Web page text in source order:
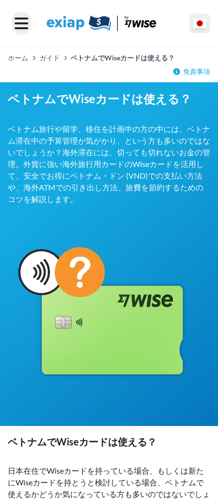
ホーム ガイド
ベトナムでWiseカードは使える？
免責事項
ベトナムでWiseカードは使える？
ベトナム旅行や留学、移住を計画中の方の中には、ベトナ
ム滞在中の予算管理が気がかり、という方も多いのではな
いでしょうか？海外滞在には、切っても切れないお金の管
理。外貨に強い海外旅行用カードのWiseカードを活用し
て、安全でお得にベトナム・ドン (VND)での支払い方法
や、海外ATMでの引き出し方法、旅費を節約するための
コツを解説します。
ベトナムでWiseカードは使える？
日本在住でWiseカードを持っている場合、もしくは新た
にWiseカードを持とうと検討している場合、ベトナムで
使えるかどうか気になっている方も多いのではないでしょ